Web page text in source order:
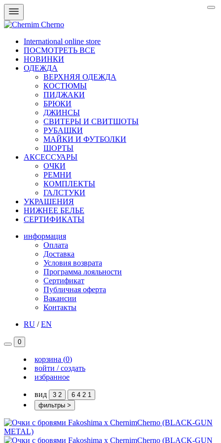
International online store
ПОСМОТРЕТЬ ВСЕ
НОВИНКИ
ОДЕЖДА
ВЕРХНЯЯ ОДЕЖДА
КОСТЮМЫ
ПИДЖАКИ
БРЮКИ
ДЖИНСЫ
СВИТЕРЫ И СВИТШОТЫ
РУБАШКИ
МАЙКИ И ФУТБОЛКИ
ШОРТЫ
АКСЕССУАРЫ
ОЧКИ
РЕМНИ
КОМПЛЕКТЫ
ГАЛСТУКИ
УКРАШЕНИЯ
НИЖНЕЕ БЕЛЬЕ
СЕРТИФИКАТЫ
информация
Оплата
Доставка
Условия возврата
Программа лояльности
Сертификат
Публичная оферта
Вакансии
Контакты
RU / EN
0
корзина (0)
войти / создать
избранное
вид 3 2 6 4 2 1
фильтры >